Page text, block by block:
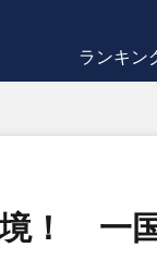
ランキン
！ 一